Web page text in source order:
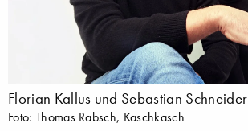
Florian Kallus und Sebastian Schneider
Foto: Thomas Rabsch, Kaschkasch